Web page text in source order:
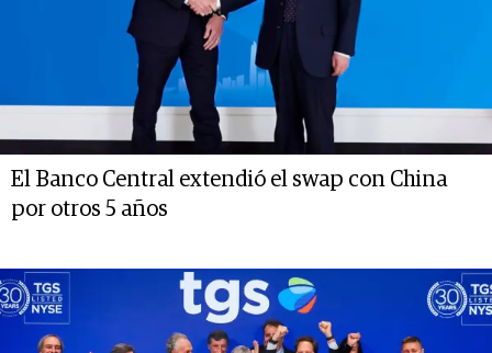
El Banco Central extendió el swap con China
por otros 5 años